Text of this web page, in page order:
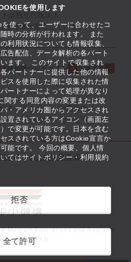
を使用します
使って、ユーザーに合わせたコ
時の分析が行われます。 また
利用状況についても情報収集、
告配信、データ解析の各パート
ます。 このサイトで収集され
パートナーに提供した他の情報
スを使用した際に収集された情
ートナーによって処理が異なり
関する同意内容の変更または改
・アメリカ圏からアクセスされ
置されているアイコン（画面左
で変更が可能です。日本を含む
スされている方はCookie宣言か
能です。 今回の概要、個人情
てはサイトポリシー・利用規約
拒否
全て許可
備機構が運営しています
支援情報ヘッドライン
起業支援
マップ
サイト利用条件
ウェブアクセシビリティ
約
個人情報保護
Medium Enterprises and Regional
JAPAN